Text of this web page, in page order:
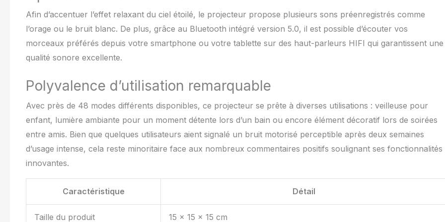
améliorer leur expérience de divertissement à domicile. Le projecteur de
lumière YunLone est livré avec une garantie de 12 mois. Si vous rencontrez
des problèmes, veuillez nous contacter pour faire réparer ou remplacer le
projecteur d'étoiles.
Afin d’accentuer l’effet relaxant du ciel étoilé, le projecteur propose plusieurs sons préenregistrés comme
l’orage ou le bruit blanc. De plus, grâce au Bluetooth intégré version 5.0, il est possible d’écouter vos
morceaux préférés depuis votre smartphone ou votre tablette sur des haut-parleurs HIFI qui garantissent une
qualité sonore excellente.
Polyvalence d’utilisation remarquable
Avec près de 48 modes différents disponibles, ce projecteur se prête à diverses utilisations : veilleuse pour
enfant, lumière ambiante pour un moment détente lors d’un bain ou encore élément décoratif lors de soirées
entre amis. Bien que quelques utilisateurs aient signalé un bruit motorisé perceptible après deux semaines
d’usage intense, cela reste minoritaire face aux nombreux commentaires positifs soulignant ses fonctionnalités
innovantes.
Caractéristique Détail
Taille du produit 15 x 15 x 15 cm